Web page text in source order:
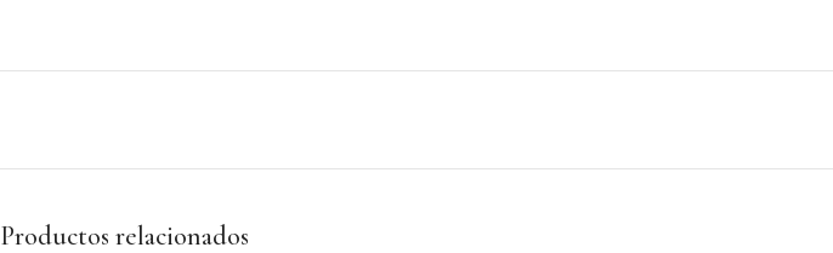
Productos relacionados